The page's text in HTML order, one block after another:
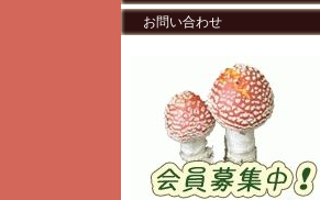
お問い合わせ